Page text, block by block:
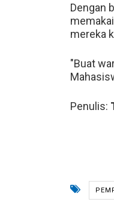
Dengan
mereka
"Buat
Penulis: